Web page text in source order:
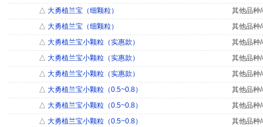
△ 大勇植兰宝（细颗粒）
其他品种
△ 大勇植兰宝（细颗粒）
其他品种
△ 大勇植兰宝小颗粒（实惠款）
其他品种
△ 大勇植兰宝小颗粒（实惠款）
其他品种
△ 大勇植兰宝小颗粒（实惠款）
其他品种
△ 大勇植兰宝小颗粒（0.5~0.8）
其他品种
△ 大勇植兰宝小颗粒（0.5~0.8）
其他品种
△ 大勇植兰宝小颗粒（0.5~0.8）
其他品种